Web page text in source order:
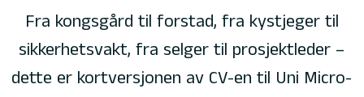
Fra kongsgård til forstad, fra kystjeger til
sikkerhetsvakt, fra selger til prosjektleder –
dette er kortversjonen av CV-en til Uni Micro-